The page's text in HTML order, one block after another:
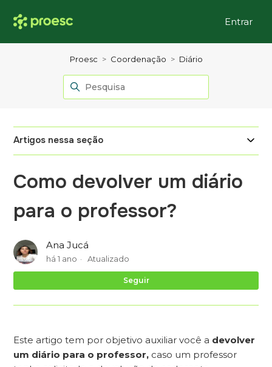
Entrar
Proesc Coordenação Diário
Artigos nessa seção
Como devolver um diário
para o professor?
Ana Jucá
há 1 ano Atualizado
Seguir
Este artigo tem por objetivo auxiliar você a devolver
um diário para o professor, caso um professor